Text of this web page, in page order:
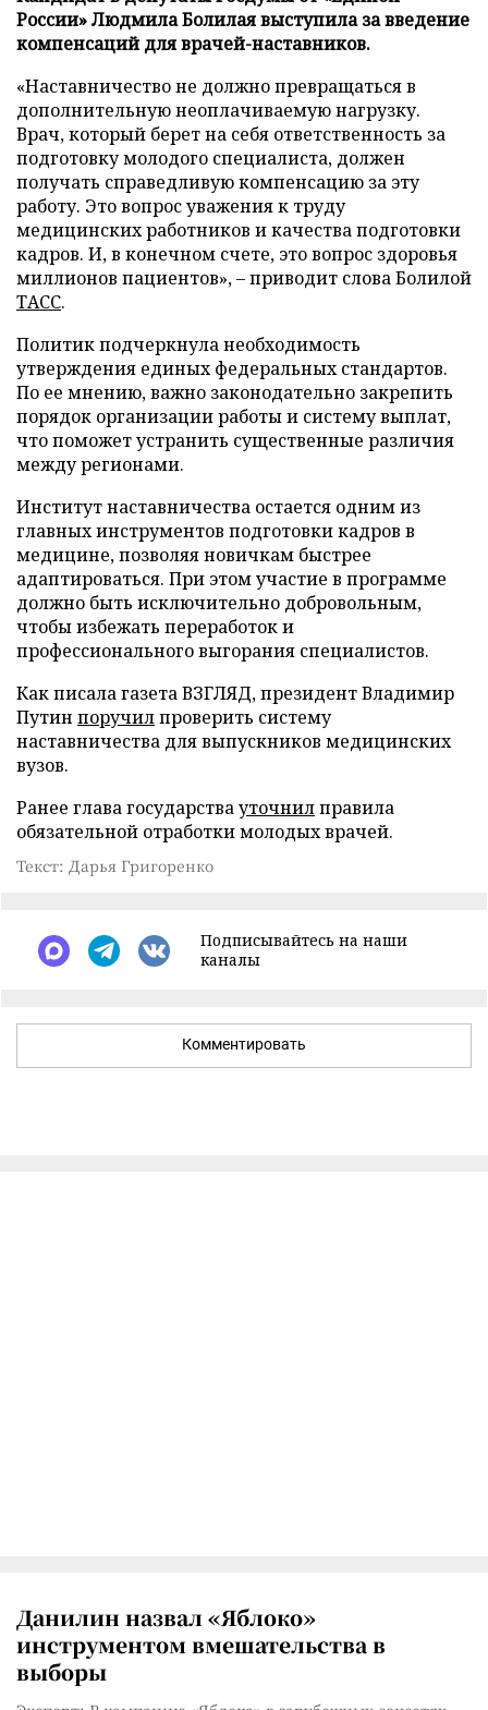
России» Людмила Болилая выступила за введение
компенсаций для врачей-наставников.
«Наставничество не должно превращаться в
дополнительную неоплачиваемую нагрузку.
Врач, который берет на себя ответственность за
подготовку молодого специалиста, должен
получать справедливую компенсацию за эту
работу. Это вопрос уважения к труду
медицинских работников и качества подготовки
кадров. И, в конечном счете, это вопрос здоровья
миллионов пациентов», – приводит слова Болилой
ТАСС.
Политик подчеркнула необходимость
утверждения единых федеральных стандартов.
По ее мнению, важно законодательно закрепить
порядок организации работы и систему выплат,
что поможет устранить существенные различия
между регионами.
Институт наставничества остается одним из
главных инструментов подготовки кадров в
медицине, позволяя новичкам быстрее
адаптироваться. При этом участие в программе
должно быть исключительно добровольным,
чтобы избежать переработок и
профессионального выгорания специалистов.
Как писала газета ВЗГЛЯД, президент Владимир
Путин поручилпроверить систему
наставничества для выпускников медицинских
вузов.
Ранее глава государствауточнилправила
обязательной отработки молодых врачей.
Текст: Дарья Григоренко
Подписывайтесь на наши
каналы
Комментировать
Данилин назвал «Яблоко»
инструментом вмешательства в
выборы